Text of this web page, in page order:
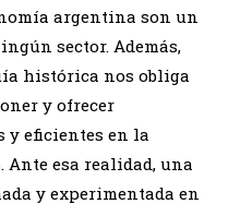
argentina son un
sector. Además,
histórica nos obliga
y ofrecer
y eficientes en la
esa realidad, una
y experimentada en